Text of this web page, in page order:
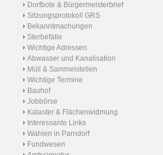
Dorfbote & Bürgermeisterbrief
Sitzungsprotokoll GRS
Bekanntmachungen
Sterbefälle
Wichtige Adressen
Abwasser und Kanalisation
Müll & Sammelstellen
Wichtige Termine
Bauhof
Jobbörse
Kataster & Flächenwidmung
Interessante Links
Wahlen in Parndorf
Fundwesen